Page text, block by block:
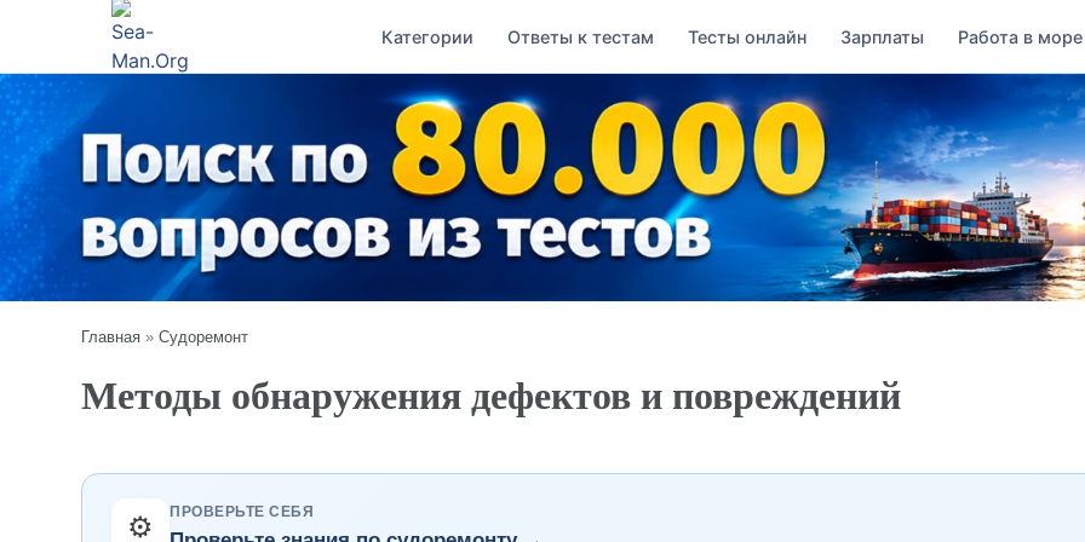
Категории Ответы к тестам Тесты онлайн Зарплаты Работа в море
Главная »Судоремонт
Методы обнаружения дефектов и повреждений
⚙️ ПРОВЕРЬТЕ СЕБЯ